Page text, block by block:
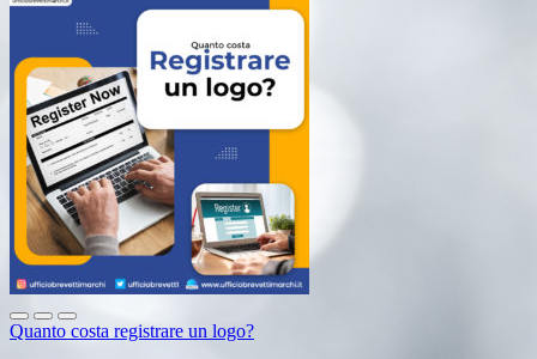
Quanto costa registrare un logo?